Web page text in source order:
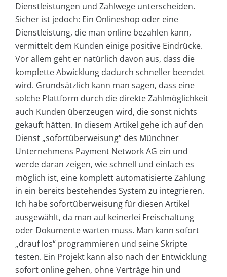
Dienstleistungen und Zahlwege unterscheiden.
Sicher ist jedoch: Ein Onlineshop oder eine
Dienstleistung, die man online bezahlen kann,
vermittelt dem Kunden einige positive Eindrücke.
Vor allem geht er natürlich davon aus, dass die
komplette Abwicklung dadurch schneller beendet
wird. Grundsätzlich kann man sagen, dass eine
solche Plattform durch die direkte Zahlmöglichkeit
auch Kunden überzeugen wird, die sonst nichts
gekauft hätten. In diesem Artikel gehe ich auf den
Dienst „sofortüberweisung“ des Münchner
Unternehmens Payment Network AG ein und
werde daran zeigen, wie schnell und einfach es
möglich ist, eine komplett automatisierte Zahlung
in ein bereits bestehendes System zu integrieren.
Ich habe sofortüberweisung für diesen Artikel
ausgewählt, da man auf keinerlei Freischaltung
oder Dokumente warten muss. Man kann sofort
„drauf los“ programmieren und seine Skripte
testen. Ein Projekt kann also nach der Entwicklung
sofort online gehen, ohne Verträge hin und